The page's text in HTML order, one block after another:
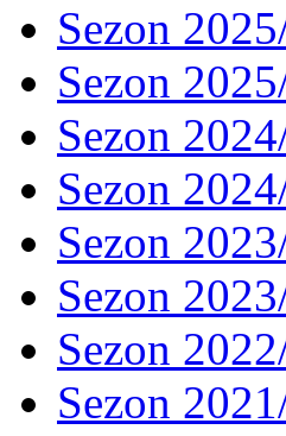
Sezon
Sezon
Sezon
Sezon
Sezon
Sezon
Sezon
Sezon